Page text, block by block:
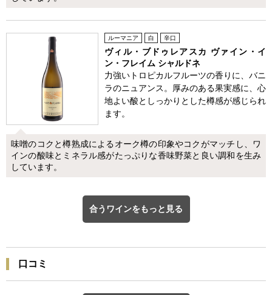
ルーマニア 白 辛口
ヴィル・ブドゥレアスカ ヴァイン・イ
ン・フレイム シャルドネ
力強いトロピカルフルーツの香りに、バニ
ラのニュアンス。厚みのある果実感に、心
地よい酸としっかりとした樽感が感じられ
ます。
味噌のコクと樽熟成によるオーク樽の印象やコクがマッチし、ワ
インの酸味とミネラル感がたっぷりな香味野菜と良い調和を生み
しています。
合うワインをもっと見る
口コミ